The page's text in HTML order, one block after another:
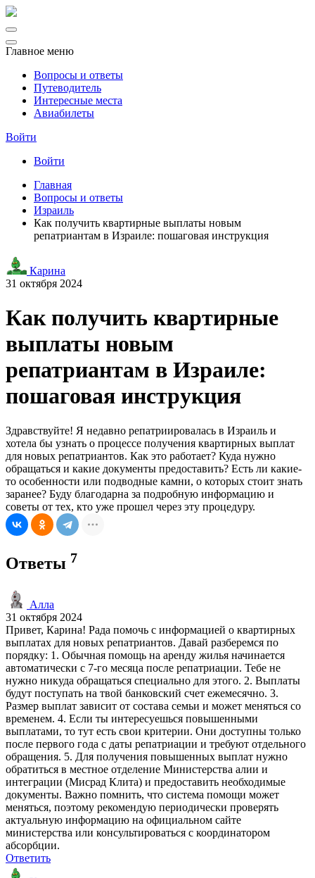
Главное меню
Вопросы и ответы
Путеводитель
Интересные места
Авиабилеты
Войти
Войти
Главная
Вопросы и ответы
Израиль
Как получить квартирные выплаты новым
репатриантам в Израиле: пошаговая инструкция
Карина
31 октября 2024
Как получить квартирные
выплаты новым
репатриантам в Израиле:
пошаговая инструкция
Здравствуйте! Я недавно репатриировалась в Израиль и
хотела бы узнать о процессе получения квартирных выплат
для новых репатриантов. Как это работает? Куда нужно
обращаться и какие документы предоставить? Есть ли какие-
то особенности или подводные камни, о которых стоит знать
заранее? Буду благодарна за подробную информацию и
советы от тех, кто уже прошел через эту процедуру.
Ответы 7
Алла
31 октября 2024
Привет, Карина! Рада помочь с информацией о квартирных
выплатах для новых репатриантов. Давай разберемся по
порядку: 1. Обычная помощь на аренду жилья начинается
автоматически с 7-го месяца после репатриации. Тебе не
нужно никуда обращаться специально для этого. 2. Выплаты
будут поступать на твой банковский счет ежемесячно. 3.
Размер выплат зависит от состава семьи и может меняться со
временем. 4. Если ты интересуешься повышенными
выплатами, то тут есть свои критерии. Они доступны только
после первого года с даты репатриации и требуют отдельного
обращения. 5. Для получения повышенных выплат нужно
обратиться в местное отделение Министерства алии и
интеграции (Мисрад Клита) и предоставить необходимые
документы. Важно помнить, что система помощи может
меняться, поэтому рекомендую периодически проверять
актуальную информацию на официальном сайте
министерства или консультироваться с координатором
абсорбции.
Ответить